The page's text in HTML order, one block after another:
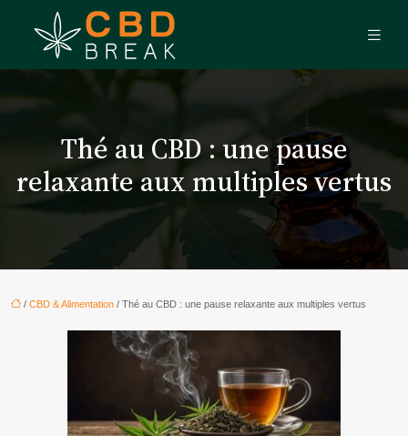
Thé au CBD : une pause
relaxante aux multiples vertus
/ CBD & Alimentation / Thé au CBD : une pause relaxante aux multiples vertus